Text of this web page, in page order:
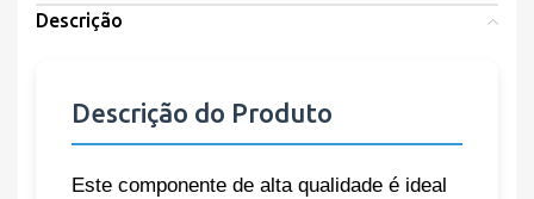
Descrição
Descrição do Produto
Este componente de alta qualidade é ideal